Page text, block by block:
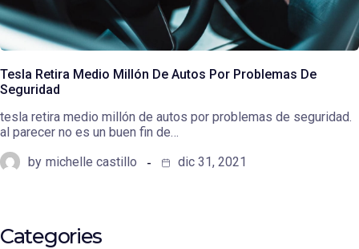
Tesla Retira Medio Millón De Autos Por Problemas De
Seguridad
tesla retira medio millón de autos por problemas de seguridad.
al parecer no es un buen fin de…
by michelle castillo dic 31, 2021
Categories